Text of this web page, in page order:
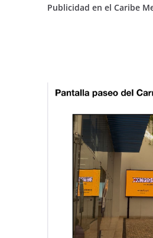
Publicidad en el Caribe